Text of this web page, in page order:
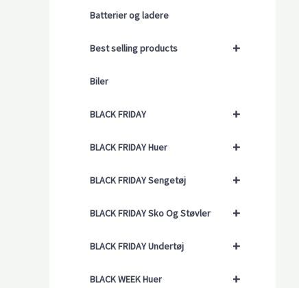
Batterier og ladere
+
Best selling products
Biler
+
BLACK FRIDAY
+
BLACK FRIDAY Huer
+
BLACK FRIDAY Sengetøj
+
BLACK FRIDAY Sko Og Støvler
+
BLACK FRIDAY Undertøj
+
BLACK WEEK Huer